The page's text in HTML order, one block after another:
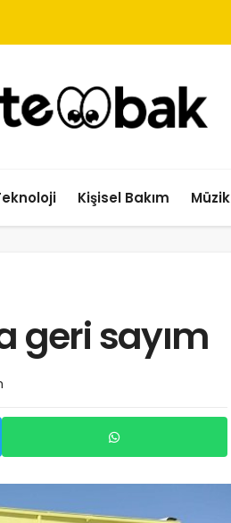
Kişisel Bakım Müzik
geri sayım